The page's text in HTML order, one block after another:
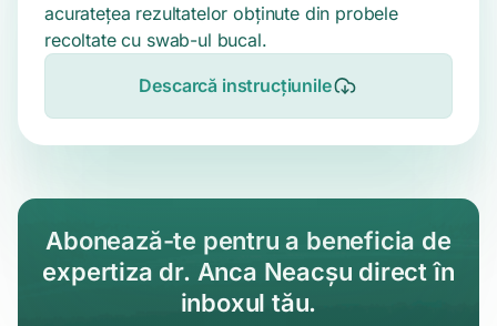
acuratețea rezultatelor obținute din probele
recoltate cu swab-ul bucal.
Descarcă instrucțiunile
Abonează-te pentru a beneficia de
expertiza dr. Anca Neacșu direct în
inboxul tău.